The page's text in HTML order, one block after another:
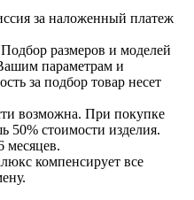
за наложенный платеж
размеров и моделей
параметрам и
за подбор товар несет
возможна. При покупке
50% стоимости изделия.
месяцев.
компенсирует все